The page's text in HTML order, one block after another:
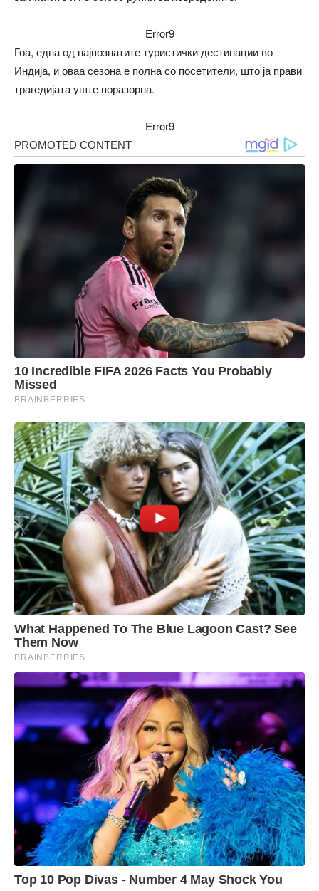
Error9
Гоа, една од најпознатите туристички дестинации во
Индија, и оваа сезона е полна со посетители, што ја прави
трагедијата уште поразорна.
Error9